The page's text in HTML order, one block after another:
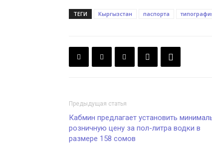
ТЕГИ Кыргызстан паспорта
Предыдущая статья
Кабмин предлагает установить
розничную цену за пол-литра водки в
размере 158 сомов